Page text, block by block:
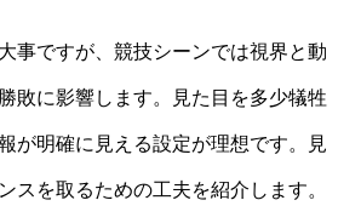
事ですが、競技シーンでは視界と動
敗に影響します。見た目を多少犠牲
が明確に見える設定が理想です。見
スを取るための工夫を紹介します。